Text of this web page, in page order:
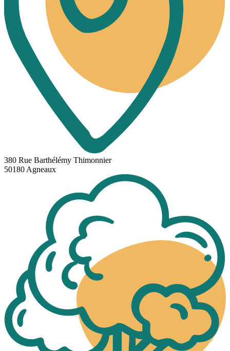
380 Rue Barthélémy Thimonnier
50180 Agneaux